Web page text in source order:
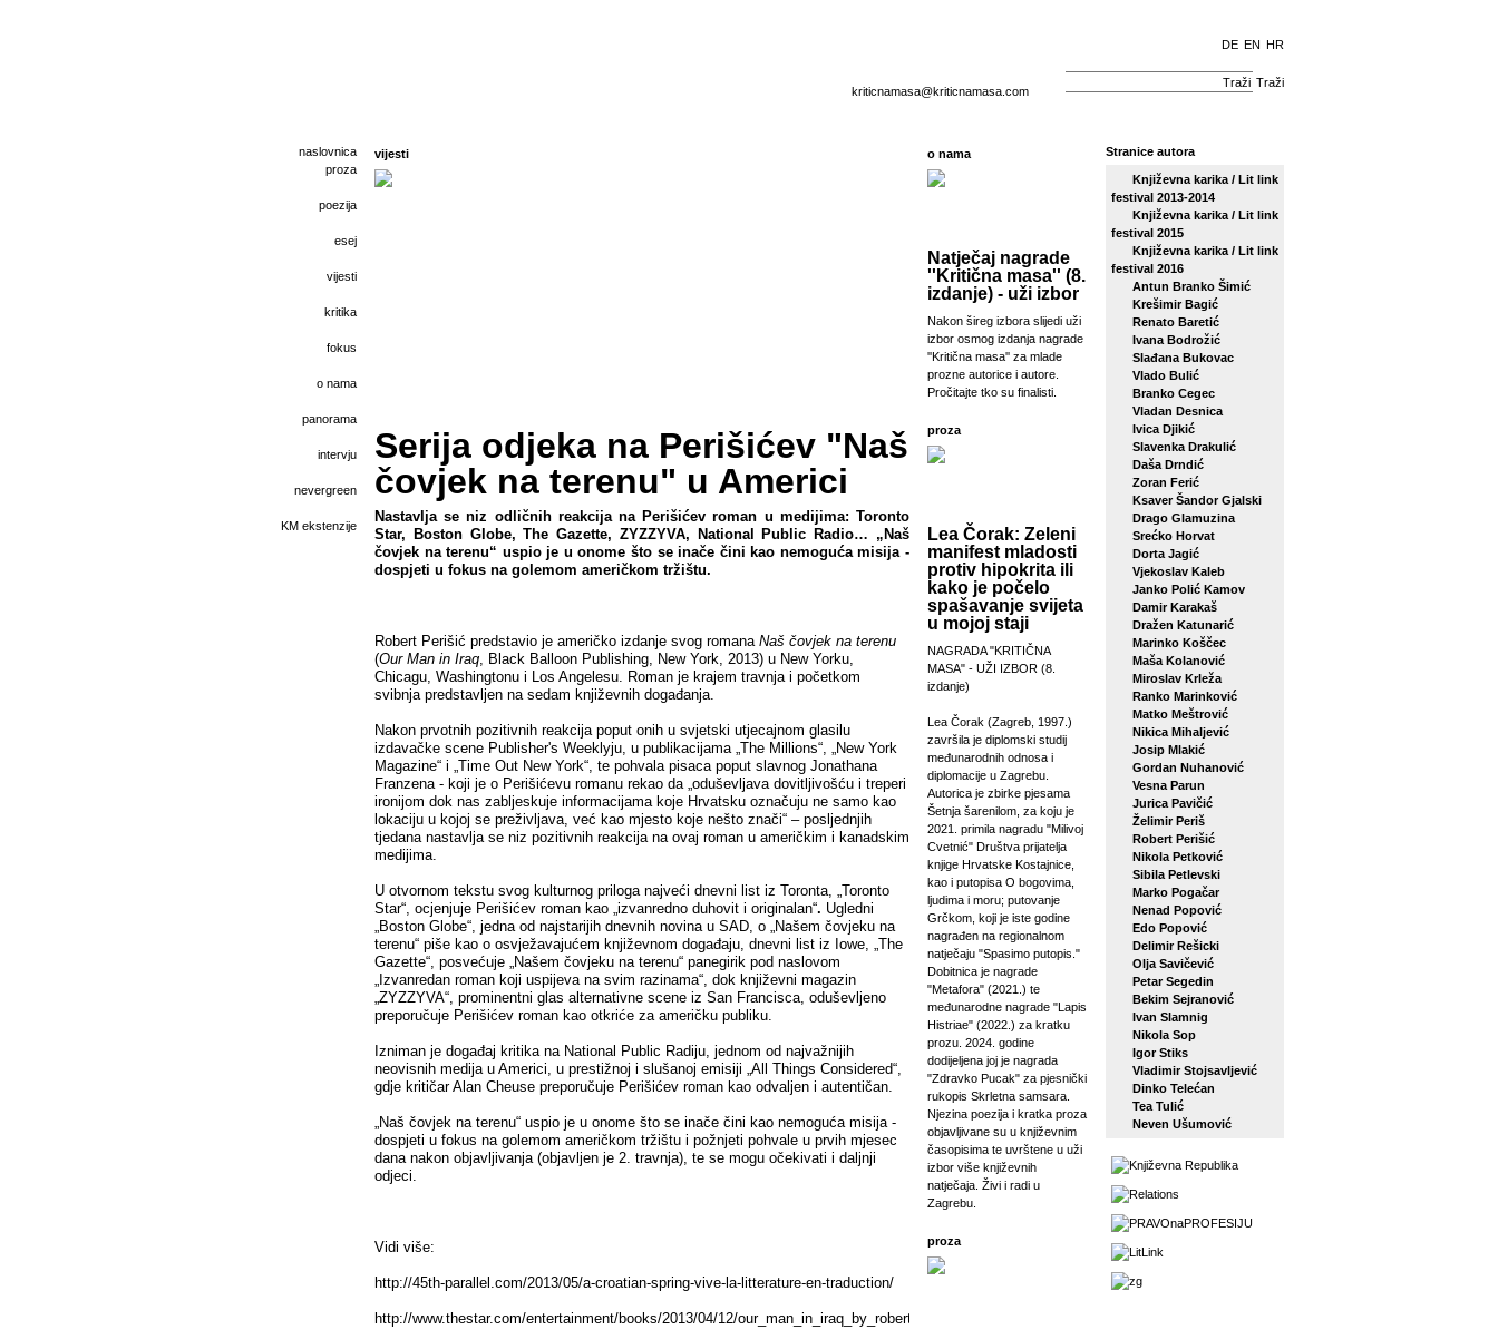
kriticnamasa@kriticnamasa.com
HR
EN
DE
Traži
naslovnica
proza
poezija
esej
vijesti
kritika
fokus
o nama
panorama
intervju
nevergreen
KM ekstenzije
vijesti
Serija odjeka na Perišićev "Naš
čovjek na terenu" u Americi
Nastavlja se niz odličnih reakcija na Perišićev roman u medijima: Toronto
Star, Boston Globe, The Gazette, ZYZZYVA, National Public Radio… „Naš
čovjek na terenu“ uspio je u onome što se inače čini kao nemoguća misija -
dospjeti u fokus na golemom američkom tržištu.
Robert Perišić predstavio je američko izdanje svog romana Naš čovjek na terenu
(Our Man in Iraq, Black Balloon Publishing, New York, 2013) u New Yorku,
Chicagu, Washingtonu i Los Angelesu. Roman je krajem travnja i početkom
svibnja predstavljen na sedam književnih događanja.
Nakon prvotnih pozitivnih reakcija poput onih u svjetski utjecajnom glasilu
izdavačke scene Publisher's Weeklyju, u publikacijama „The Millions“, „New York
Magazine“ i „Time Out New York“, te pohvala pisaca poput slavnog Jonathana
Franzena - koji je o Perišićevu romanu rekao da „oduševljava dovitljivošću i treperi
ironijom dok nas zabljeskuje informacijama koje Hrvatsku označuju ne samo kao
lokaciju u kojoj se preživljava, već kao mjesto koje nešto znači“ – posljednjih
tjedana nastavlja se niz pozitivnih reakcija na ovaj roman u američkim i kanadskim
medijima.
U otvornom tekstu svog kulturnog priloga najveći dnevni list iz Toronta, „Toronto
Star“, ocjenjuje Perišićev roman kao „izvanredno duhovit i originalan“. Ugledni
„Boston Globe“, jedna od najstarijih dnevnih novina u SAD, o „Našem čovjeku na
terenu“ piše kao o osvježavajućem književnom događaju, dnevni list iz Iowe, „The
Gazette“, posvećuje „Našem čovjeku na terenu“ panegirik pod naslovom
„Izvanredan roman koji uspijeva na svim razinama“, dok književni magazin
„ZYZZYVA“, prominentni glas alternativne scene iz San Francisca, oduševljeno
preporučuje Perišićev roman kao otkriće za američku publiku.
Izniman je događaj kritika na National Public Radiju, jednom od najvažnijih
neovisnih medija u Americi, u prestižnoj i slušanoj emisiji „All Things Considered“,
gdje kritičar Alan Cheuse preporučuje Perišićev roman kao odvaljen i autentičan.
„Naš čovjek na terenu“ uspio je u onome što se inače čini kao nemoguća misija -
dospjeti u fokus na golemom američkom tržištu i požnjeti pohvale u prvih mjesec
dana nakon objavljivanja (objavljen je 2. travnja), te se mogu očekivati i daljnji
odjeci.
Vidi više:
http://45th-parallel.com/2013/05/a-croatian-spring-vive-la-litterature-en-traduction/
http://www.thestar.com/entertainment/books/2013/04/12/our_man_in_iraq_by_robert_perisic_review.html
o nama
Natječaj nagrade
''Kritična masa'' (8.
izdanje) - uži izbor
Nakon šireg izbora slijedi uži
izbor osmog izdanja nagrade
''Kritična masa'' za mlade
prozne autorice i autore.
Pročitajte tko su finalisti.
proza
Lea Čorak: Zeleni
manifest mladosti
protiv hipokrita ili
kako je počelo
spašavanje svijeta
u mojoj staji
NAGRADA "KRITIČNA
MASA" - UŽI IZBOR (8.
izdanje)
Lea Čorak (Zagreb, 1997.)
završila je diplomski studij
međunarodnih odnosa i
diplomacije u Zagrebu.
Autorica je zbirke pjesama
Šetnja šarenilom, za koju je
2021. primila nagradu "Milivoj
Cvetnić" Društva prijatelja
knjige Hrvatske Kostajnice,
kao i putopisa O bogovima,
ljudima i moru; putovanje
Grčkom, koji je iste godine
nagrađen na regionalnom
natječaju "Spasimo putopis."
Dobitnica je nagrade
"Metafora" (2021.) te
međunarodne nagrade "Lapis
Histriae" (2022.) za kratku
prozu. 2024. godine
dodijeljena joj je nagrada
"Zdravko Pucak" za pjesnički
rukopis Skrletna samsara.
Njezina poezija i kratka proza
objavljivane su u književnim
časopisima te uvrštene u uži
izbor više književnih
natječaja. Živi i radi u
Zagrebu.
proza
Stranice autora
Književna karika / Lit link
festival 2013-2014
Književna karika / Lit link
festival 2015
Književna karika / Lit link
festival 2016
Antun Branko Šimić
Krešimir Bagić
Renato Baretić
Ivana Bodrožić
Slađana Bukovac
Vlado Bulić
Branko Cegec
Vladan Desnica
Ivica Djikić
Slavenka Drakulić
Daša Drndić
Zoran Ferić
Ksaver Šandor Gjalski
Drago Glamuzina
Srećko Horvat
Dorta Jagić
Vjekoslav Kaleb
Janko Polić Kamov
Damir Karakaš
Dražen Katunarić
Marinko Koščec
Maša Kolanović
Miroslav Krleža
Ranko Marinković
Matko Meštrović
Nikica Mihaljević
Josip Mlakić
Gordan Nuhanović
Vesna Parun
Jurica Pavičić
Želimir Periš
Robert Perišić
Nikola Petković
Sibila Petlevski
Marko Pogačar
Nenad Popović
Edo Popović
Delimir Rešicki
Olja Savičević
Petar Segedin
Bekim Sejranović
Ivan Slamnig
Nikola Sop
Igor Stiks
Vladimir Stojsavljević
Dinko Telećan
Tea Tulić
Neven Ušumović